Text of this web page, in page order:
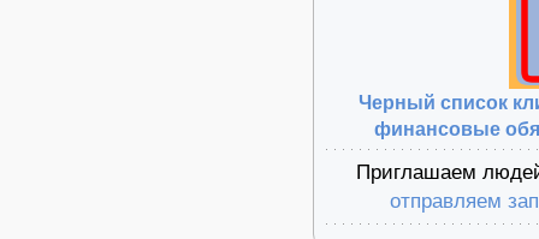
Черный список
финансовые
Приглашаем
отправляем